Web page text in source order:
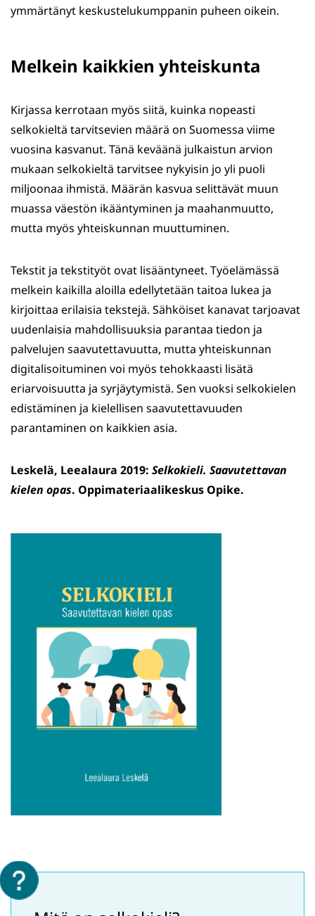
ymmärtänyt keskustelukumppanin puheen oikein.
Melkein kaikkien yhteiskunta
Kirjassa kerrotaan myös siitä, kuinka nopeasti
selkokieltä tarvitsevien määrä on Suomessa viime
vuosina kasvanut. Tänä keväänä julkaistun arvion
mukaan selkokieltä tarvitsee nykyisin jo yli puoli
miljoonaa ihmistä. Määrän kasvua selittävät muun
muassa väestön ikääntyminen ja maahanmuutto,
mutta myös yhteiskunnan muuttuminen.
Tekstit ja tekstityöt ovat lisääntyneet. Työelämässä
melkein kaikilla aloilla edellytetään taitoa lukea ja
kirjoittaa erilaisia tekstejä. Sähköiset kanavat tarjoavat
uudenlaisia mahdollisuuksia parantaa tiedon ja
palvelujen saavutettavuutta, mutta yhteiskunnan
digitalisoituminen voi myös tehokkaasti lisätä
eriarvoisuutta ja syrjäytymistä. Sen vuoksi selkokielen
edistäminen ja kielellisen saavutettavuuden
parantaminen on kaikkien asia.
Leskelä, Leealaura 2019: Selkokieli. Saavutettavan
kielen opas. Oppimateriaalikeskus Opike.